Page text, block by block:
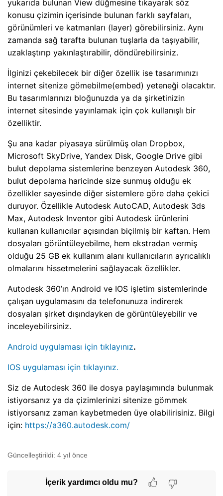
yukarıda bulunan View düğmesine tıkayarak söz
konusu çizimin içerisinde bulunan farklı sayfaları,
görünümleri ve katmanları (layer) görebilirsiniz. Aynı
zamanda sağ tarafta bulunan tuşlarla da taşıyabilir,
uzaklaştırıp yakınlaştırabilir, döndürebilirsiniz.
İlginizi çekebilecek bir diğer özellik ise tasarımınızı
internet sitenize gömebilme(embed) yeteneği olacaktır.
Bu tasarımlarınızı bloğunuzda ya da şirketinizin
internet sitesinde yayınlamak için çok kullanışlı bir
özelliktir.
Şu ana kadar piyasaya sürülmüş olan Dropbox,
Microsoft SkyDrive, Yandex Disk, Google Drive gibi
bulut depolama sistemlerine benzeyen Autodesk 360,
bulut depolama haricinde size sunmuş olduğu ek
özellikler sayesinde diğer sistemlere göre daha çekici
duruyor. Özellikle Autodesk AutoCAD, Autodesk 3ds
Max, Autodesk Inventor gibi Autodesk ürünlerini
kullanan kullanıcılar açısından biçilmiş bir kaftan. Hem
dosyaları görüntüleyebilme, hem ekstradan vermiş
olduğu 25 GB ek kullanım alanı kullanıcıların ayrıcalıklı
olmalarını hissetmelerini sağlayacak özellikler.
Autodesk 360’ın Android ve IOS işletim sistemlerinde
çalışan uygulamasını da telefonunuza indirerek
dosyaları şirket dışındayken de görüntüleyebilir ve
inceleyebilirsiniz.
Android uygulaması için tıklayınız.
IOS uygulaması için tıklayınız.
Siz de Autodesk 360 ile dosya paylaşımında bulunmak
istiyorsanız ya da çizimlerinizi sitenize gömmek
istiyorsanız zaman kaybetmeden üye olabilirisiniz. Bilgi
için: https://a360.autodesk.com/
Güncelleştirildi: 4 yıl önce
İçerik yardımcı oldu mu?